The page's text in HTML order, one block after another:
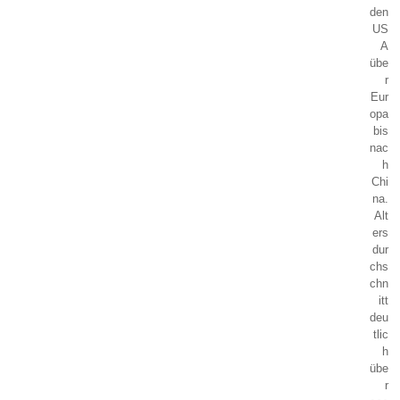
den
US
A
übe
r
Eur
opa
bis
nac
h
Chi
na.
Alt
ers
dur
chs
chn
itt
deu
tlic
h
übe
r